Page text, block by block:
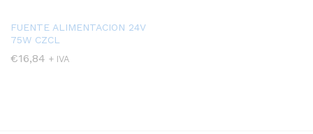
FUENTE ALIMENTACION 24V
75W CZCL
€16,84 + IVA